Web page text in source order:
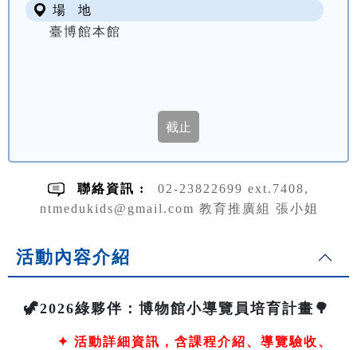
場 地
臺博館本館
聯絡資訊 :
02-23822699 ext.7408,
ntmedukids@gmail.com 教育推廣組 張小姐
活動內容介紹
🦖2026綠夥伴：博物館小導覽員培育計畫🌳
✦ 活動詳細資訊，含課程介紹、導覽驗收、